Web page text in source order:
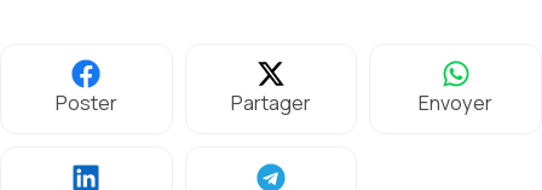
Poster Partager Envoyer